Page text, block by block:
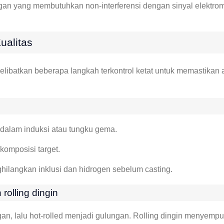
yang membutuhkan non-interferensi dengan sinyal
beberapa langkah terkontrol ketat untuk
induksi atau tungku gema.
target.
inklusi dan hidrogen sebelum casting.
rolling dingin
lalu hot-rolled menjadi gulungan. Rolling dingin